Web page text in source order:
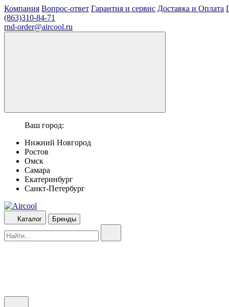
Компания Вопрос-ответ Гарантия и сервис Доставка и Оплата
(863)310-84-71
rnd-order@aircool.ru
Ваш город:
Нижний Новгород
Ростов
Омск
Самара
Екатеринбург
Санкт-Петербург
Каталог Бренды